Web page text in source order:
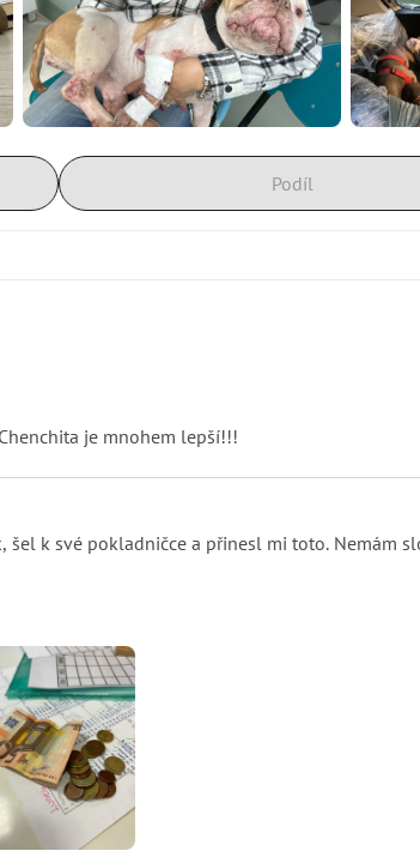
Podíl
je mnohem lepší!!!
k své pokladničce a přinesl mi toto. Nemám